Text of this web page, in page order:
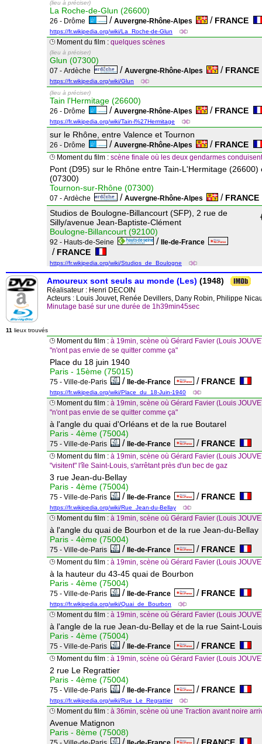
(lieu à préciser)
La Roche-de-Glun (26600)
26 - Drôme / Auvergne-Rhône-Alpes / FRANCE
https://fr.wikipedia.org/wiki/La_Roche-de-Glun
Moment du film : quelques scènes
(lieu à préciser)
Glun (07300)
07 - Ardèche /Auvergne-Rhône-Alpes /
https://fr.wikipedia.org/wiki/Glun
(lieu à préciser)
Tain l'Hermitage (26600)
26 - Drôme / Auvergne-Rhône-Alpes / FRANCE
https://fr.wikipedia.org/wiki/Tain-l%27Hermitage
sur le Rhône, entre Valence et Tournon
26 - Drôme / Auvergne-Rhône-Alpes / FRANCE
Moment du film : scène finale où les deux gendarmes
Pont (D95) sur le Rhône entre Tain-L'Hermitage (26600)
(07300)
Tournon-sur-Rhône (07300)
07 - Ardèche /Auvergne-Rhône-Alpes /
Studios de Boulogne-Billancourt (SFP), 2 rue de
Silly/avenue Jean-Baptiste-Clément
Boulogne-Billancourt (92100)
92 - Hauts-de-Seine / Ile-de-France
/ FRANCE
https://fr.wikipedia.org/wiki/Studios_de_Boulogne
Amoureux sont seuls au monde (Les) (1948)
Réalisateur : Henri DECOIN
Acteurs : Louis Jouvet, Renée Devillers, Dany Robin, Philippe
Minutage basé sur une durée de 1h39min45sec
11 lieux trouvés
Moment du film : à 19min, scène où Gérard Favier (Louis
"n'ont pas envie de se quitter comme ça"
Place du 18 juin 1940
Paris - 15ème (75015)
75 - Ville-de-Paris / Ile-de-France / FRANCE
https://fr.wikipedia.org/wiki/Place_du_18-Juin-1940
Moment du film : à 19min, scène où Gérard Favier (Louis
"n'ont pas envie de se quitter comme ça"
à l'angle du quai d'Orléans et de la rue Boutarel
Paris - 4ème (75004)
75 - Ville-de-Paris / Ile-de-France / FRANCE
Moment du film : à 19min, scène où Gérard Favier (Louis
"visitent" l'île Saint-Louis, s'arrêtant près d'un bec de gaz
3 rue Jean-du-Bellay
Paris - 4ème (75004)
75 - Ville-de-Paris / Ile-de-France / FRANCE
https://fr.wikipedia.org/wiki/Rue_Jean-du-Bellay
Moment du film : à 19min, scène où Gérard Favier (Louis
à l'angle du quai de Bourbon et de la rue Jean-du-Bellay
Paris - 4ème (75004)
75 - Ville-de-Paris / Ile-de-France / FRANCE
Moment du film : à 19min, scène où Gérard Favier (Louis
à la hauteur du 43-45 quai de Bourbon
Paris - 4ème (75004)
75 - Ville-de-Paris / Ile-de-France / FRANCE
https://fr.wikipedia.org/wiki/Quai_de_Bourbon
Moment du film : à 19min, scène où Gérard Favier (Louis
à l'angle de la rue Jean-du-Bellay et de la rue Saint-
Paris - 4ème (75004)
75 - Ville-de-Paris / Ile-de-France / FRANCE
Moment du film : à 19min, scène où Gérard Favier (Louis
2 rue Le Regrattier
Paris - 4ème (75004)
75 - Ville-de-Paris / Ile-de-France / FRANCE
https://fr.wikipedia.org/wiki/Rue_Le_Regrattier
Moment du film : à 36min, scène où une Traction avant noire
Avenue Matignon
Paris - 8ème (75008)
/ /